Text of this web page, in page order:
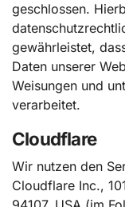
geschlossen.
gewährleistet,
Daten unserer
Weisungen und
verarbeitet.
Cloudflare
Wir nutzen den
Cloudflare Inc.,